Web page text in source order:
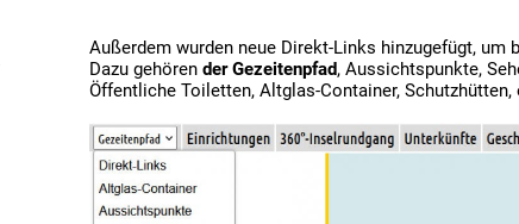
Außerdem wurden neue Direkt-Links hinzugefügt, um
Dazu gehörender Gezeitenpfad, Aussichtspunkte,
Öffentliche Toiletten, Altglas-Container, Schutzhütten,